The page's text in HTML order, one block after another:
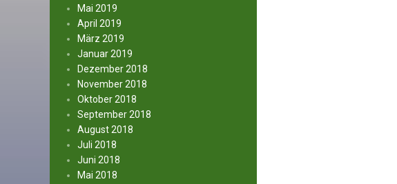
Mai 2019
April 2019
März 2019
Januar 2019
Dezember 2018
November 2018
Oktober 2018
September 2018
August 2018
Juli 2018
Juni 2018
Mai 2018